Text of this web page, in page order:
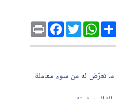
Print
FacebookTwitter
WhatsAppShare
ويروي ما تعرّض له من سوء معاملة